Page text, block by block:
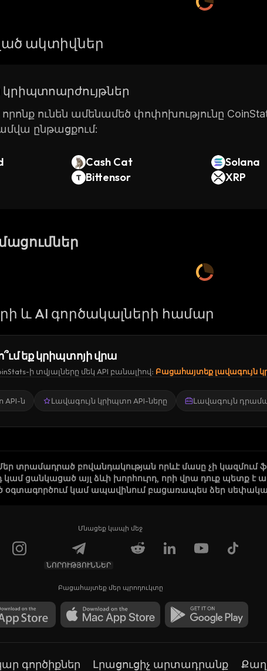
ակտիվներ
կրիպտոարժույթներ
ունեն ամենամեծ փոփոխությունը
ընթացքում:
Cash Cat Solana
Bittensor XRP
և AI գործակալների համար
եք կրիպտոյի վրա
ի տվյալները մեկ API բանալիով։ Բացահայտեք լավագույն
API-ն Լավագույն կրիպտո API-ները Լավագույն
տրամադրած բովանդակության որևէ մասը չի կազմում
կամ ցանկացած այլ ձևի խորհուրդ, որի վրա դուք
կամ ապավինում բացառապես ձեր սեփական
Մնացեք կապի մեջ
ՆՈՐՈՒԹՅՈՒՆՆԵՐ
Բացահայտեք մեր պրոդուկտը
գործիքներ Լրացուցիչ արտադրանք